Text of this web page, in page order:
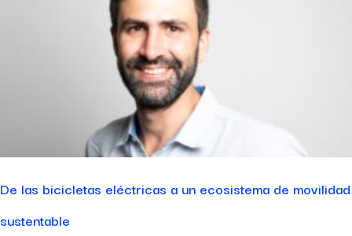
De las bicicletas eléctricas a un ecosistema de movilidad
sustentable